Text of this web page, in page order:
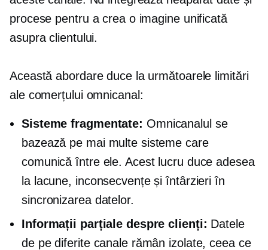
procese pentru a crea o imagine unificată
asupra clientului.
Această abordare duce la următoarele limitări
ale comerțului omnicanal:
Sisteme fragmentate: Omnicanalul se
bazează pe mai multe sisteme care
comunică între ele. Acest lucru duce adesea
la lacune, inconsecvențe și întârzieri în
sincronizarea datelor.
Informații parțiale despre clienți: Datele
de pe diferite canale rămân izolate, ceea ce